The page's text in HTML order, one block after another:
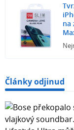
na
Články odjinud